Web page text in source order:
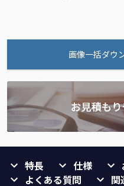
画像一括ダウ
特長 仕様
よくある質問
関